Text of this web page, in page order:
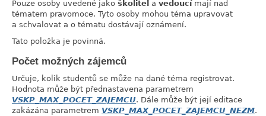
Pouze osoby uvedené jako školitel a vedoucímají nad
tématem pravomoce. Tyto osoby mohou téma upravovat
a schvalovat a o tématu dostávají oznámení.
Tato položka je povinná.
Počet možných zájemců
Určuje, kolik studentů se může na dané téma registrovat.
Hodnota může být přednastavena parametrem
VSKP_MAX_POCET_ZAJEMCU. Dále může být její editace
zakázána parametrem VSKP_MAX_POCET_ZAJEMCU_NEZM.